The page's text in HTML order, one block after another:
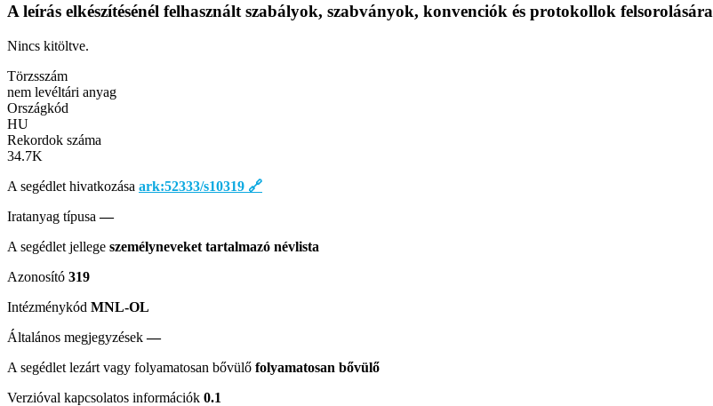
A leírás elkészítésénél felhasznált szabályok, szabványok, konvenciók és protokollok felsorolására
Nincs kitöltve.
Törzsszám
nem levéltári anyag
Országkód
HU
Rekordok száma
34.7K
A segédlet hivatkozása ark:52333/s10319 🔗
Iratanyag típusa —
A segédlet jellege személyneveket tartalmazó névlista
Azonosító 319
Intézménykód MNL-OL
Általános megjegyzések —
A segédlet lezárt vagy folyamatosan bővülő folyamatosan bővülő
Verzióval kapcsolatos információk 0.1